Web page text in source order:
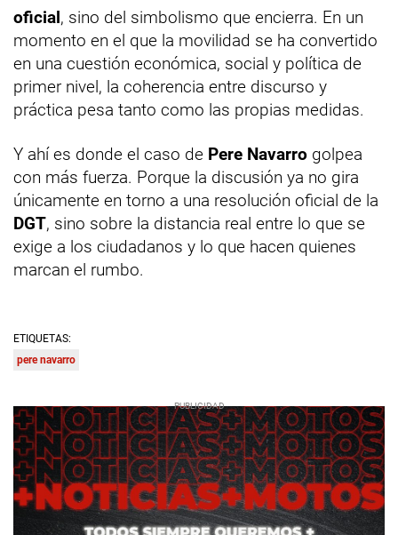
oficial, sino del simbolismo que encierra. En un
momento en el que la movilidad se ha convertido
en una cuestión económica, social y política de
primer nivel, la coherencia entre discurso y
práctica pesa tanto como las propias medidas.
Y ahí es donde el caso de Pere Navarro golpea
con más fuerza. Porque la discusión ya no gira
únicamente en torno a una resolución oficial de la
DGT, sino sobre la distancia real entre lo que se
exige a los ciudadanos y lo que hacen quienes
marcan el rumbo.
ETIQUETAS:
pere navarro